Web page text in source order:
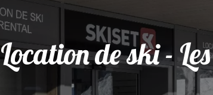
Location de ski -